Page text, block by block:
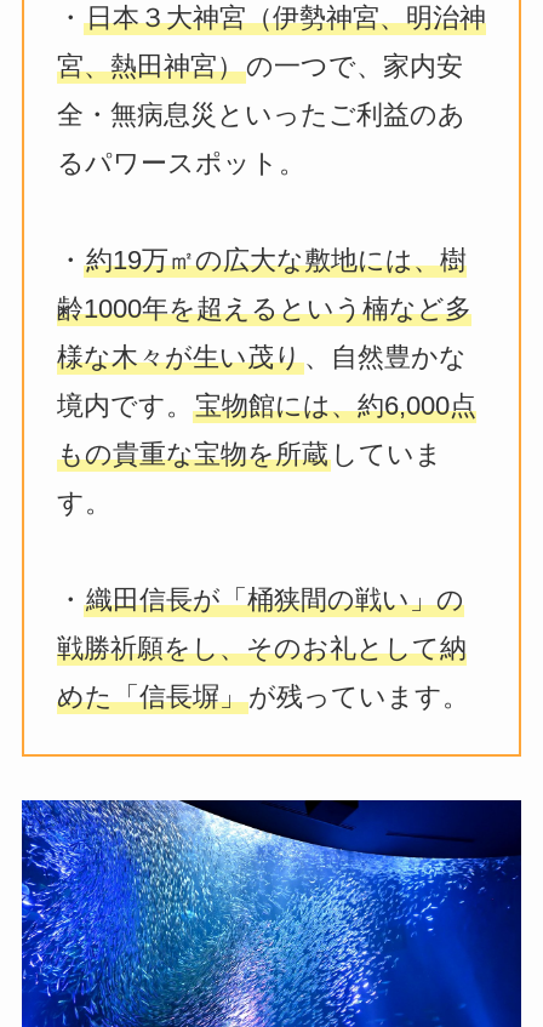
・ 日本３大神宮（伊勢神宮、明治神
宮、熱田神宮）の一つで、家内安
全・無病息災といったご利益のあ
るパワースポット。
・ 約19万㎡の広大な敷地には、樹
齢1000年を超えるという楠など多
様な木々が生い茂り、自然豊かな
境内です。 宝物館には、約6,000点
もの貴重な宝物を所蔵していま
す。
・ 織田信長が「桶狭間の戦い」の
戦勝祈願をし、そのお礼として納
めた「信長塀」が残っています。